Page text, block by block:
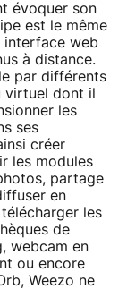
évoquer son
est le même
interface web
à distance.
par différents
virtuel dont il
les
ses
créer
les modules
partage
en
les
de
webcam en
ou encore
Weezo ne